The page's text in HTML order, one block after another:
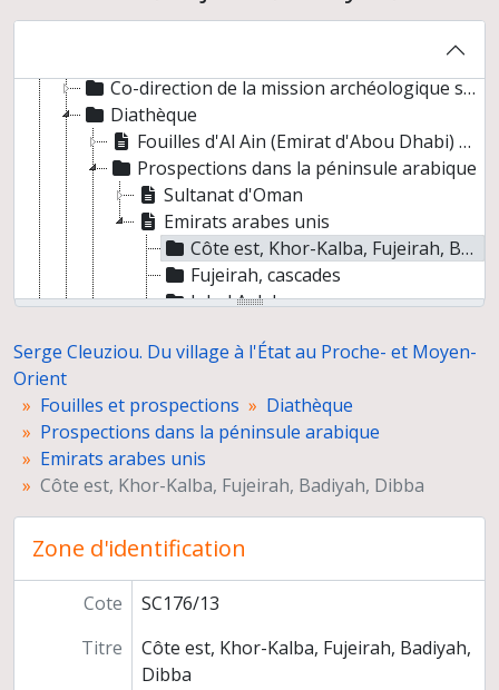
Co-direction du Joint Hadd Project (JHP), Sultanat d'Oman
Participation au projet italo-russo-turkmène de cartographie du delta de la Murghab (Turkménistan)
Co-direction de la mission archéologique sur le peuplement des piémonts du Kopet Dagh, Turkménistan (mai 1996)
Diathèque
Fouilles d'Al Ain (Emirat d'Abou Dhabi) et photographies post-fouilles
Prospections dans la péninsule arabique
Sultanat d'Oman
Emirats arabes unis
Côte est, Khor-Kalba, Fujeirah, Badiyah, Dibba
Fujeirah, cascades
Jebel Aqlah
Ra's al-Khaimah
Fouilles d'Umm Jidr à Bahreïn et photographies d'autres sites du Royaume
Joint Hadd Project (Sultanat d'Oman)
Prospections des sites de l'Age du Bronze au Yémen
Photographies numériques
Programmes de recherche
Préparation de publications
Participation à l'exposition "Ancient Rome and India" (Inde)
Enseignement et formation
Participation à des instances décisionnelles ou consultatives
Serge Cleuziou. Du village à l'État au Proche- et Moyen-
Orient
Fouilles et prospections
Diathèque
Prospections dans la péninsule arabique
Emirats arabes unis
Côte est, Khor-Kalba, Fujeirah, Badiyah, Dibba
Zone d'identification
Cote
SC176/13
Titre
Côte est, Khor-Kalba, Fujeirah, Badiyah,
Dibba